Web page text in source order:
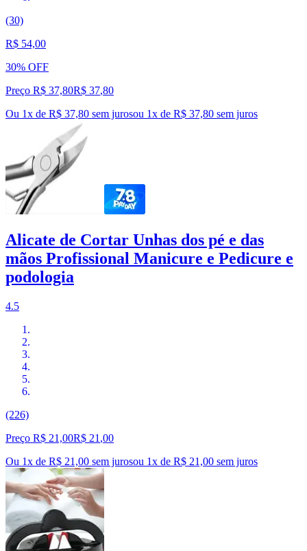
(30)
R$ 54,00
30% OFF
Preço R$ 37,80R$ 37,80
Ou 1x de R$ 37,80 sem jurosou 1x de R$ 37,80 sem juros
Alicate de Cortar Unhas dos pé e das
mãos Profissional Manicure e Pedicure e
podologia
4.5
(226)
Preço R$ 21,00R$ 21 ,00
Ou 1x de R$ 21,00 sem jurosou 1x de R$ 21,00 sem juros